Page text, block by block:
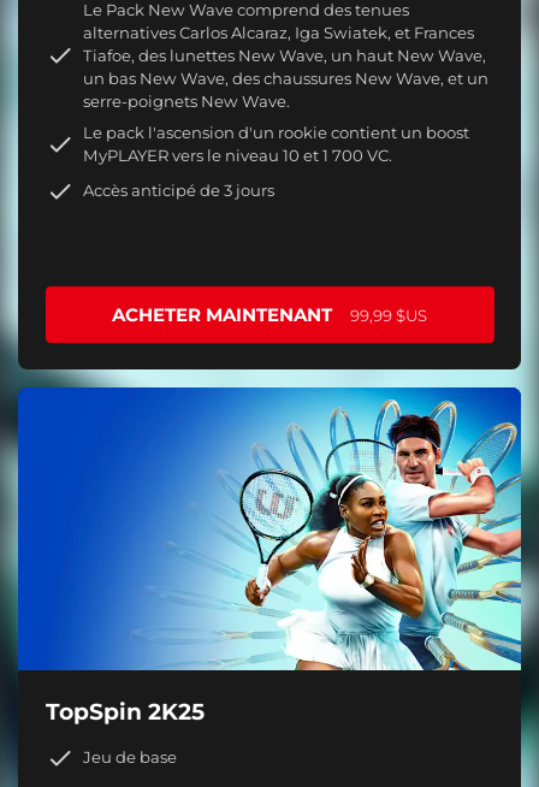
Le Pack New Wave comprend des tenues
alternatives Carlos Alcaraz, Iga Swiatek, et Frances
Tiafoe, des lunettes New Wave, un haut New Wave,
un bas New Wave, des chaussures New Wave, et un
serre-poignets New Wave.
Le pack l'ascension d'un rookie contient un boost
MyPLAYER vers le niveau 10 et 1 700 VC.
Accès anticipé de 3 jours
ACHETER MAINTENANT 99,99 $US
TopSpin 2K25
Jeu de base